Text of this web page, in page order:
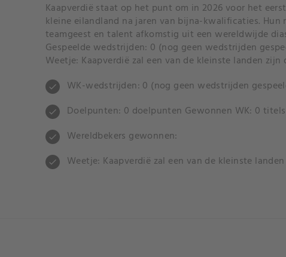
Kaapverdië staat op het punt om in 2026 voor het
kleine eilandland na jaren van bijna-kwalificaties.
teamgeest en talent afkomstig uit een wereldwijde
Gespeelde wedstrijden: 0 (nog geen wedstrijden
Weetje: Kaapverdië zal een van de kleinste landen
check WK-wedstrijden: 0 (nog geen wedstrijden
check Doelpunten: 0 doelpunten Gewonnen WK: 0 titels
check Wereldbekers gewonnen:
check Weetje: Kaapverdië zal een van de kleinste